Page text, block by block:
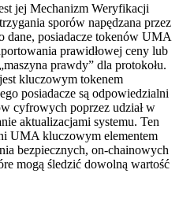
jej Mechanizm Weryfikacji
sporów napędzana przez
dane, posiadacze tokenów UMA
prawidłowej ceny lub
prawdy” dla protokołu.
kluczowym tokenem
posiadacze są odpowiedzialni
cyfrowych poprzez udział w
aktualizacjami systemu. Ten
UMA kluczowym elementem
bezpiecznych, on-chainowych
mogą śledzić dowolną wartość